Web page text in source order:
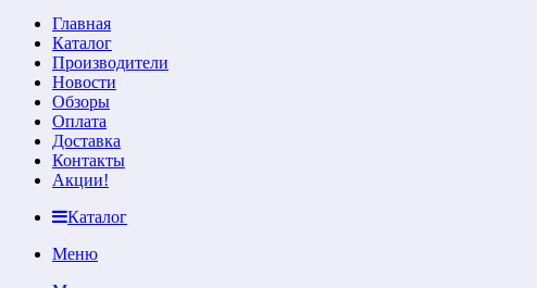
Главная
Каталог
Производители
Новости
Обзоры
Оплата
Доставка
Контакты
Акции!
Каталог
Меню